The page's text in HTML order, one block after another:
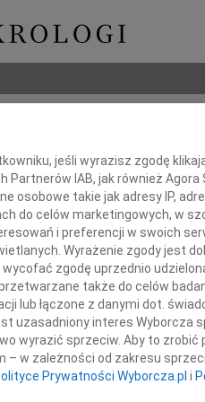
Producenta
jeśli wyrazisz zgodę
Partnerów IAB, jak również
osobowe takie jak adresy IP,
do celów marketingowych, w
i preferencji w swoich
Wyrażenie zgody jest
zgodę uprzednio
także do celów
lub łączone z danymi dot.
uzasadniony interes Wyborcza
wyrazić sprzeciw. Aby to zrobić
w zależności od zakresu
Prywatności Wyborcza.pl i